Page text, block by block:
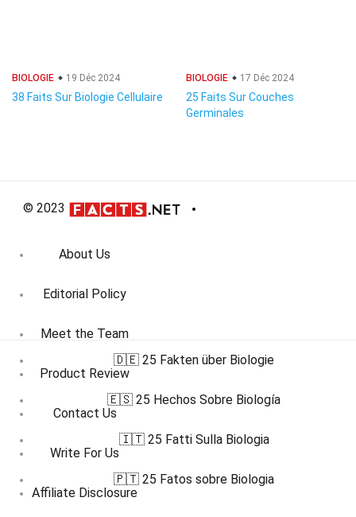
BIOLOGIE 19 Déc 2024
38 Faits Sur Biologie Cellulaire
BIOLOGIE 17 Déc 2024
25 Faits Sur Couches
Germinales
© 2023
About Us
Editorial Policy
Meet the Team
Product Review
Contact Us
Write For Us
Affiliate Disclosure
🇩🇪 25 Fakten über Biologie
🇪🇸 25 Hechos Sobre Biología
🇮🇹 25 Fatti Sulla Biologia
🇵🇹 25 Fatos sobre Biologia